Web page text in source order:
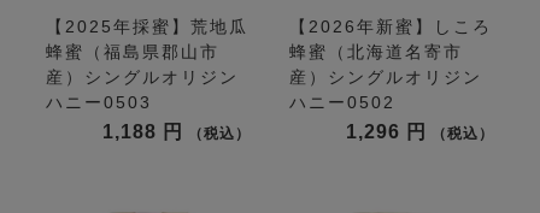
【2025年採蜜】荒地瓜
蜂蜜（福島県郡山市
産）シングルオリジン
ハニー0503
1,188 税込
【2026年新蜜】しころ
蜂蜜（北海道名寄市
産）シングルオリジン
ハニー0502
1,296 税込